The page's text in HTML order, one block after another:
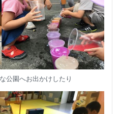
公園へお出かけしたり